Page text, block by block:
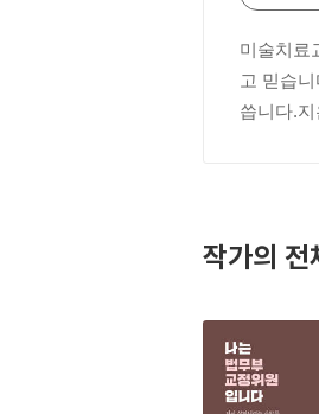
미술치료
고 믿습
씁니다.
작가의 전